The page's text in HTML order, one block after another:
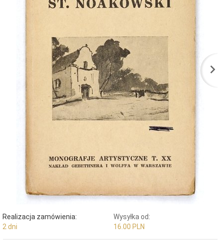
Realizacja zamówienia:
2 dni
Wysyłka od:
16.00 PLN